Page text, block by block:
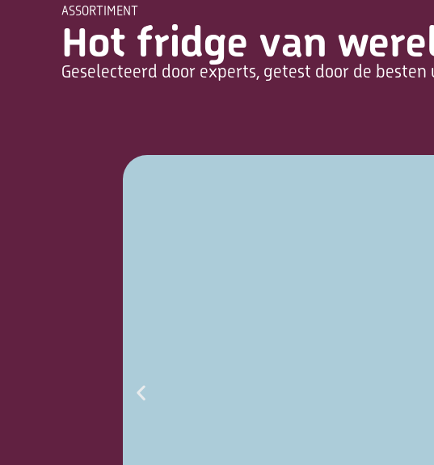
ASSORTIMENT
Hot fridge van
Geselecteerd door experts, getest door de